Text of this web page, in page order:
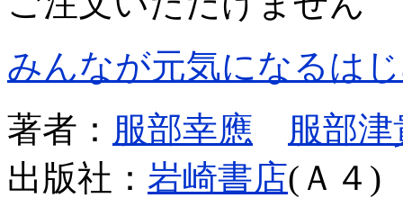
みんなが元気になるは
著者： 服部幸應
服部
出版社： 岩崎書店(Ａ４)